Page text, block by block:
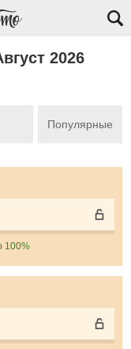
2026
Популярные
100%